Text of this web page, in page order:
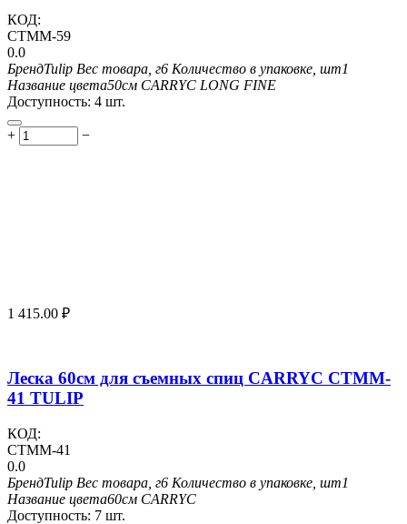
КОД:
CTMM-59
0.0
БрендTulip Вес товара, г6 Количество в упаковке, шт1
Название цвета50см CARRYC LONG FINE
Доступность: 4 шт.
+ −
1 415.00 ₽
Леска 60см для съемных спиц CARRYC CTMM-
41 TULIP
КОД:
CTMM-41
0.0
БрендTulip Вес товара, г6 Количество в упаковке, шт1
Название цвета60см CARRYC
Доступность: 7 шт.